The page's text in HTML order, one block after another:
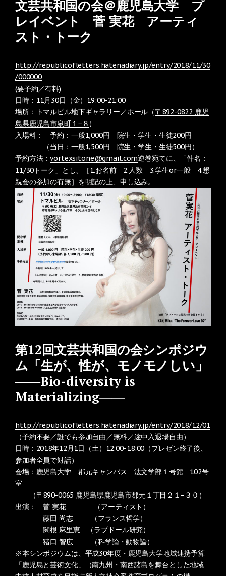
文芸共和国の会＠鹿児島大学 プ
レイベント 菅 実花 アーティ
スト・トーク
http://republicofletters.hatenadiary.jp/entry/2018/11/30
/000000
(要予約／有料)
日時：11月30日（金）19:00-21:00
場所：トマルビル地下ギャラリー／ホール（〒892-0822 鹿児
島県鹿児島市泉町１−８ ）
入場料： 予約：一般1,000円 院生・学生・生徒200円
（当日：一般1,500円 院生・学生・生徒500円）
予約方法：vortexsitone@gmail.com逆巻宛てに、「件名：
11/30トーク」とし、［1.お名前 2.人数 3.学生or一般 4.懇
親会の参加の有無］を明記の上、申し込み。
第12回文芸共和国の会シンポジウ
ム「生が、性が、モノモノしい」
――Bio-diversity is
Materializing――
http://republicofletters.hatenadiary.jp/entry/2018/12/01
（予約不要／誰でも参加自由／無料／途中入退場自由）
日時：2018年12月1日（土）12:00-18:00（プレゼン終了後、
参加者全員で対話）
会場：鹿児島大学 郡元キャンパス 法文学部１号館 102号
室
（〒890-0065 鹿児島県鹿児島市郡元１丁目２１−３０）
出演： 菅 実花 （アーティスト）
藤田 尚志 （フランス哲学）
関根 麻里恵 （ラブドール研究）
猪口 智広 （科学論・動物論）
※本シンポジウムは、平成30年度・鹿児島大学地域連携予算
「鹿児島と芸術文化」（南九州・南西諸島を舞台とした地域